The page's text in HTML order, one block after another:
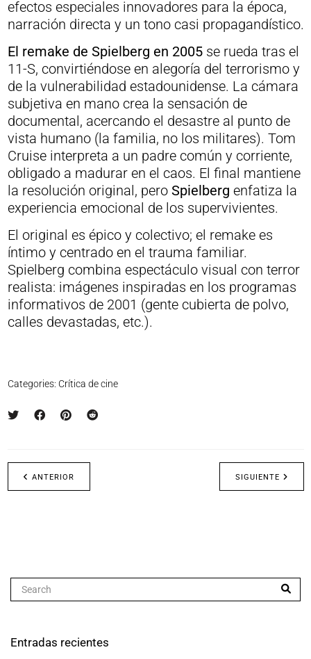
efectos especiales innovadores para la época,
narración directa y un tono casi propagandístico.
El remake de Spielberg en 2005se rueda tras el
11-S, convirtiéndose en alegoría del terrorismo y
de la vulnerabilidad estadounidense. La cámara
subjetiva en mano crea la sensación de
documental, acercando el desastre al punto de
vista humano (la familia, no los militares). Tom
Cruise interpreta a un padre común y corriente,
obligado a madurar en el caos. El final mantiene
la resolución original, pero Spielberg enfatiza la
experiencia emocional de los supervivientes.
El original es épico y colectivo; el remake es
íntimo y centrado en el trauma familiar.
Spielberg combina espectáculo visual con terror
realista: imágenes inspiradas en los programas
informativos de 2001 (gente cubierta de polvo,
calles devastadas, etc.).
Categories: Crítica de cine
SIGUIENTE
ANTERIOR
Entradas recientes